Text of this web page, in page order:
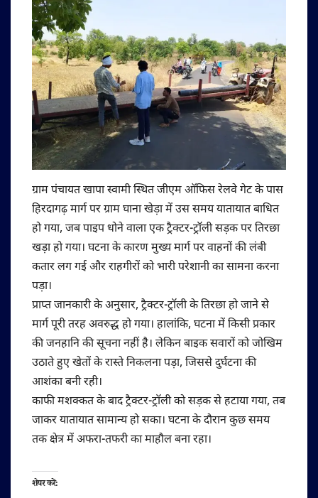
ग्राम पंचायत खापा स्वामी स्थित जीएम ऑफिस रेलवे गेट के पास
हिरदागढ़ मार्ग पर ग्राम घाना खेड़ा में उस समय यातायात बाधित
हो गया, जब पाइप धोने वाला एक ट्रैक्टर-ट्रॉली सड़क पर तिरछा
खड़ा हो गया। घटना के कारण मुख्य मार्ग पर वाहनों की लंबी
कतार लग गई और राहगीरों को भारी परेशानी का सामना करना
पड़ा।
प्राप्त जानकारी के अनुसार, ट्रैक्टर-ट्रॉली के तिरछा हो जाने से
मार्ग पूरी तरह अवरुद्ध हो गया। हालांकि, घटना में किसी प्रकार
की जनहानि की सूचना नहीं है। लेकिन बाइक सवारों को जोखिम
उठाते हुए खेतों के रास्ते निकलना पड़ा, जिससे दुर्घटना की
आशंका बनी रही।
काफी मशक्कत के बाद ट्रैक्टर-ट्रॉली को सड़क से हटाया गया, तब
जाकर यातायात सामान्य हो सका। घटना के दौरान कुछ समय
तक क्षेत्र में अफरा-तफरी का माहौल बना रहा।
शेयर करें: